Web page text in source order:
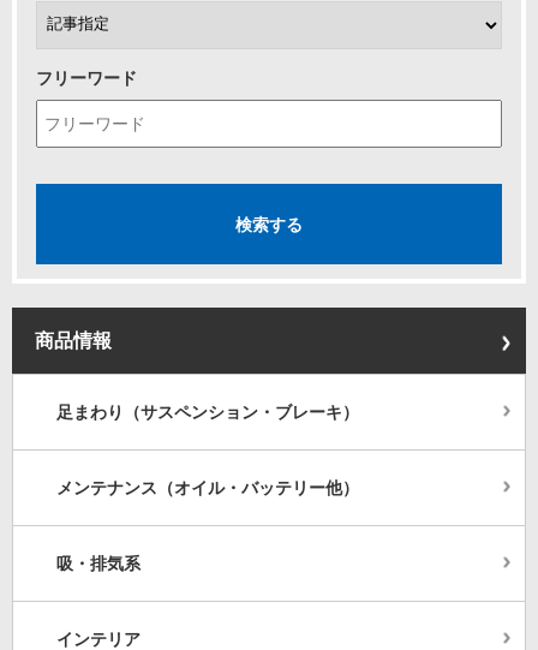
フリーワード
商品情報
足まわり（サスペンション・ブレーキ）
メンテナンス（オイル・バッテリー他）
吸・排気系
インテリア